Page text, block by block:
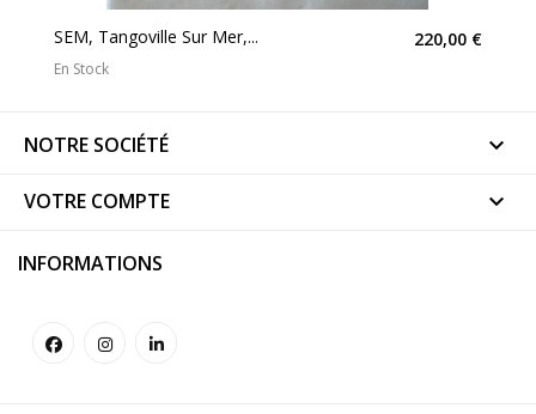
SEM, Tangoville Sur Mer,... 220,00 €
En Stock
NOTRE SOCIÉTÉ 
VOTRE COMPTE 
INFORMATIONS